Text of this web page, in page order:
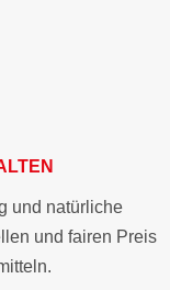
und natürliche
und fairen Preis